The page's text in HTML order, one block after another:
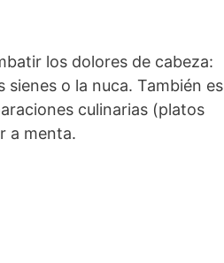
los dolores de cabeza:
o la nuca. También es
culinarias (platos
a menta.